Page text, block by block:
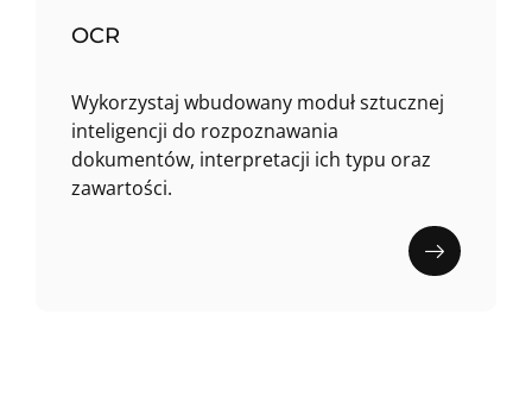
OCR
Wykorzystaj wbudowany moduł sztucznej
inteligencji do rozpoznawania
dokumentów, interpretacji ich typu oraz
zawartości.